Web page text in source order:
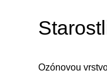
Ozónovou